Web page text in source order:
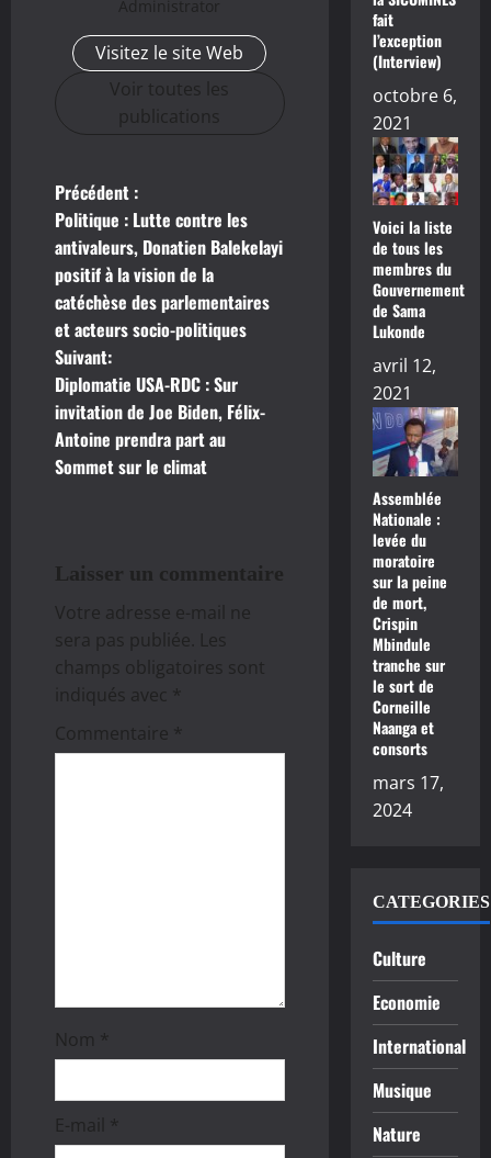
Administrator
Visitez le site Web
Voir toutes les
publications
N
a
v
i
g
a
t
o
n
d
’
a
e
Précédent :
Politique : Lutte contre les
antivaleurs, Donatien Balekelayi
positif à la vision de la
catéchèse des parlementaires
et acteurs socio-politiques
Suivant:
Diplomatie USA-RDC : Sur
invitation de Joe Biden, Félix-
Antoine prendra part au
Sommet sur le climat
Laisser un commentaire
Votre adresse e-mail ne
sera pas publiée. Les
champs obligatoires sont
indiqués avec *
Commentaire *
Nom *
E-mail *
fait
l’exception
(Interview)
octobre 6,
2021
Voici la liste
de tous les
membres du
Gouvernement
de Sama
Lukonde
avril 12,
2021
Assemblée
Nationale :
levée du
moratoire
sur la peine
de mort,
Crispin
Mbindule
tranche sur
le sort de
Corneille
Naanga et
consorts
mars 17,
2024
CATEGORIES
Culture
Economie
International
Musique
Nature